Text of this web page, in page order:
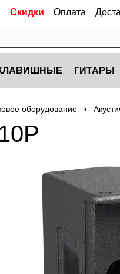
Скидки Оплата
ГИТАРЫ
оборудование •